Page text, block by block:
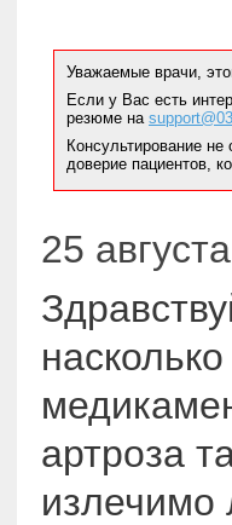
Уважаемые врачи,
Если у Вас есть
резюме на
Консультирование
доверие пациентов,
25
артроза
излечимо